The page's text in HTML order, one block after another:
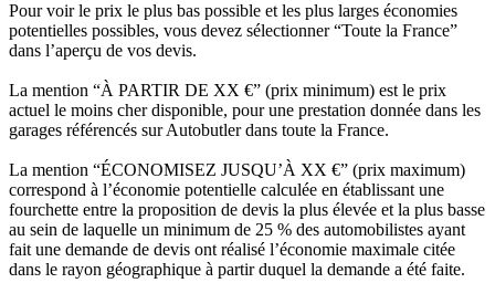
Pour voir le prix le plus bas possible et les plus larges économies
potentielles possibles, vous devez sélectionner “Toute la France”
dans l’aperçu de vos devis.
La mention “À PARTIR DE XX €” (prix minimum) est le prix
actuel le moins cher disponible, pour une prestation donnée dans les
garages référencés sur Autobutler dans toute la France.
La mention “ÉCONOMISEZ JUSQU’À XX €” (prix maximum)
correspond à l’économie potentielle calculée en établissant une
fourchette entre la proposition de devis la plus élevée et la plus basse
au sein de laquelle un minimum de 25 % des automobilistes ayant
fait une demande de devis ont réalisé l’économie maximale citée
dans le rayon géographique à partir duquel la demande a été faite.